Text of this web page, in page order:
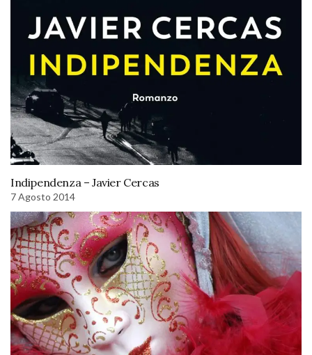
Indipendenza – Javier Cercas
7 Agosto 2014